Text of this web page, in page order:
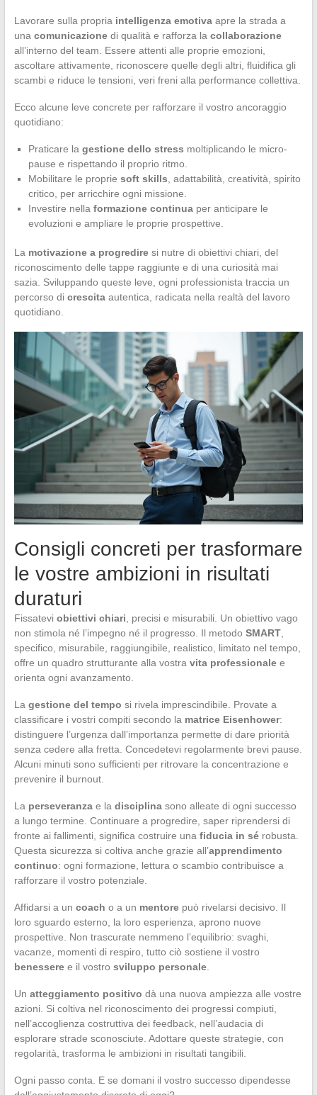
Lavorare sulla propria intelligenza emotivaapre la strada a
una comunicazionedi qualità e rafforza la collaborazione
all’interno del team. Essere attenti alle proprie emozioni,
ascoltare attivamente, riconoscere quelle degli altri, fluidifica gli
scambi e riduce le tensioni, veri freni alla performance collettiva.
Ecco alcune leve concrete per rafforzare il vostro ancoraggio
quotidiano:
Praticare la gestione dello stress moltiplicando le micro-
pause e rispettando il proprio ritmo.
Mobilitare le proprie soft skills , adattabilità, creatività, spirito
critico, per arricchire ogni missione.
Investire nella formazione continuaper anticipare le
evoluzioni e ampliare le proprie prospettive.
La motivazione a progrediresi nutre di obiettivi chiari, del
riconoscimento delle tappe raggiunte e di una curiosità mai
sazia. Sviluppando queste leve, ogni professionista traccia un
percorso di crescitaautentica, radicata nella realtà del lavoro
quotidiano.
Consigli concreti per trasformare
le vostre ambizioni in risultati
duraturi
Fissatevi obiettivi chiari , precisi e misurabili. Un obiettivo vago
non stimola né l’impegno né il progresso. Il metodo SMART,
specifico, misurabile, raggiungibile, realistico, limitato nel tempo,
offre un quadro strutturante alla vostra vita professionalee
orienta ogni avanzamento.
La gestione del tempo si rivela imprescindibile. Provate a
classificare i vostri compiti secondo la matrice Eisenhower:
distinguere l’urgenza dall’importanza permette di dare priorità
senza cedere alla fretta. Concedetevi regolarmente brevi pause.
Alcuni minuti sono sufficienti per ritrovare la concentrazione e
prevenire il burnout.
La perseveranzae la disciplinasono alleate di ogni successo
a lungo termine. Continuare a progredire, saper riprendersi di
fronte ai fallimenti, significa costruire una fiducia in sérobusta.
Questa sicurezza si coltiva anche grazie all’apprendimento
continuo: ogni formazione, lettura o scambio contribuisce a
rafforzare il vostro potenziale.
Affidarsi a un coach o a un mentorepuò rivelarsi decisivo. Il
loro sguardo esterno, la loro esperienza, aprono nuove
prospettive. Non trascurate nemmeno l’equilibrio: svaghi,
vacanze, momenti di respiro, tutto ciò sostiene il vostro
benesseree il vostro sviluppo personale.
Un atteggiamento positivo dà una nuova ampiezza alle vostre
azioni. Si coltiva nel riconoscimento dei progressi compiuti,
nell’accoglienza costruttiva dei feedback, nell’audacia di
esplorare strade sconosciute. Adottare queste strategie, con
regolarità, trasforma le ambizioni in risultati tangibili.
Ogni passo conta. E se domani il vostro successo dipendesse